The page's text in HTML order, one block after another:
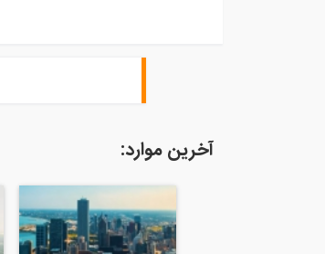
آخرین موارد: